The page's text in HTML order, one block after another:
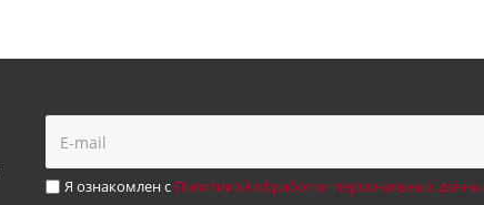
Я ознакомлен с Политикой обработки персональных